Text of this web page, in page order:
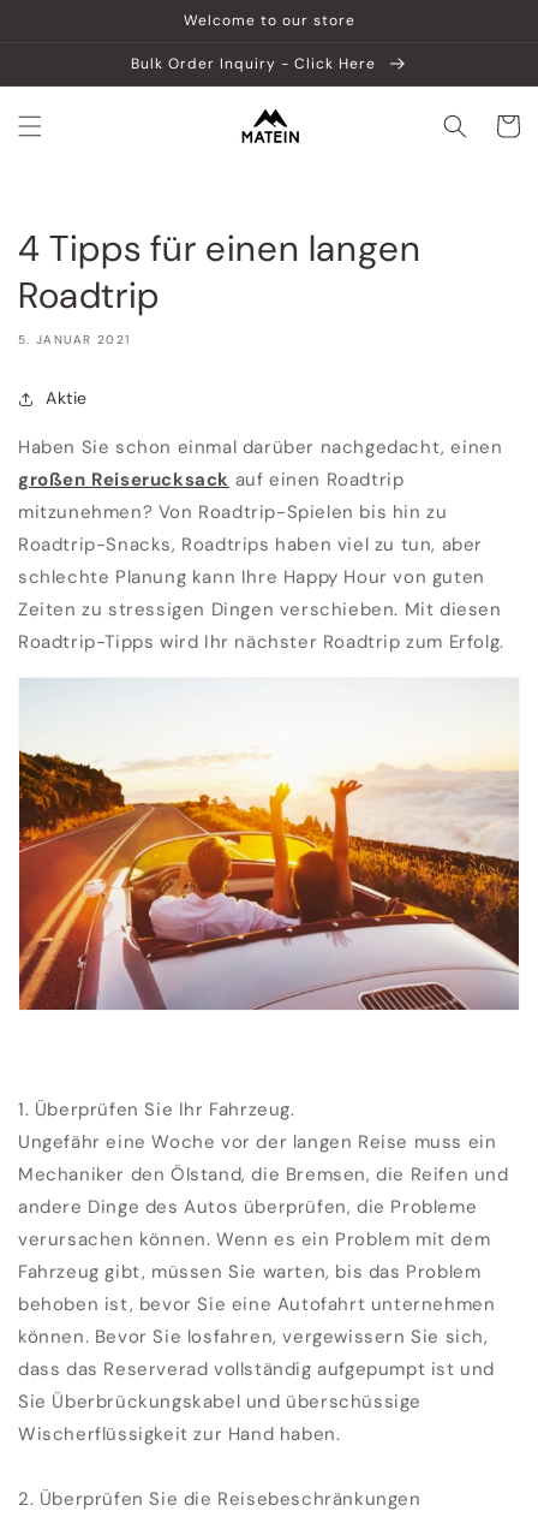
Welcome to our store
Bulk Order Inquiry - Click Here
4 Tipps für einen langen
Roadtrip
5. JANUAR 2021
Aktie
Haben Sie schon einmal darüber nachgedacht, einen
großen Reiserucksack auf einen Roadtrip
mitzunehmen? Von Roadtrip-Spielen bis hin zu
Roadtrip-Snacks, Roadtrips haben viel zu tun, aber
schlechte Planung kann Ihre Happy Hour von guten
Zeiten zu stressigen Dingen verschieben. Mit diesen
Roadtrip-Tipps wird Ihr nächster Roadtrip zum Erfolg.
1. Überprüfen Sie Ihr Fahrzeug.
Ungefähr eine Woche vor der langen Reise muss ein
Mechaniker den Ölstand, die Bremsen, die Reifen und
andere Dinge des Autos überprüfen, die Probleme
verursachen können. Wenn es ein Problem mit dem
Fahrzeug gibt, müssen Sie warten, bis das Problem
behoben ist, bevor Sie eine Autofahrt unternehmen
können. Bevor Sie losfahren, vergewissern Sie sich,
dass das Reserverad vollständig aufgepumpt ist und
Sie Überbrückungskabel und überschüssige
Wischerflüssigkeit zur Hand haben.
2. Überprüfen Sie die Reisebeschränkungen